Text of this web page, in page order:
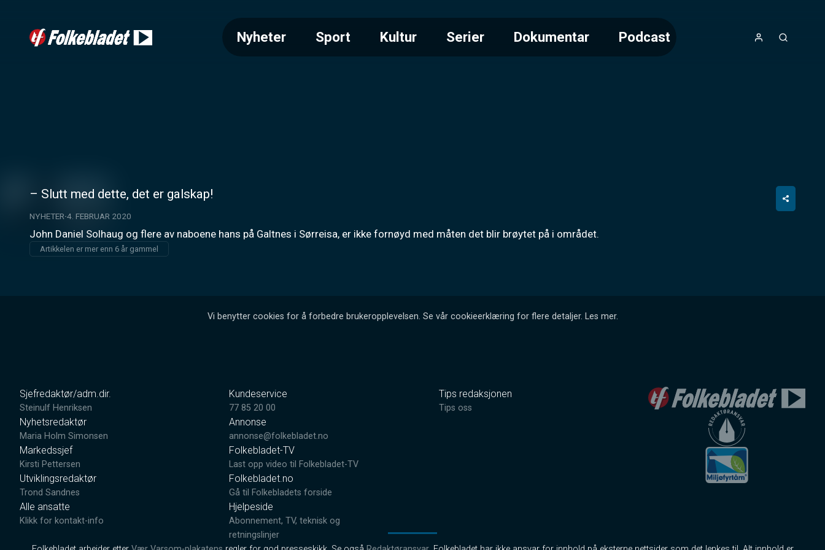
Nyheter Sport Kultur Serier Dokumentar Podcast
– Slutt med dette, det er galskap!
NYHETER 4. FEBRUAR 2020
John Daniel Solhaug og flere av naboene hans på Galtnes i Sørreisa, er ikke fornøyd med måten det blir brøytet på i området.
Artikkelen er mer enn 6 år gammel
Vi benytter cookies for å forbedre brukeropplevelsen. Se vår cookieerklæring for flere detaljer. Les mer.
Sjefredaktør/adm.dir.
Steinulf Henriksen
Nyhetsredaktør
Maria Holm Simonsen
Markedssjef
Kirsti Pettersen
Utviklingsredaktør
Trond Sandnes
Alle ansatte
Klikk for kontakt-info
Kundeservice
77 85 20 00
Annonse
annonse@folkebladet.no
Folkebladet-TV
Last opp video til Folkebladet-TV
Folkebladet.no
Gå til Folkebladets forside
Hjelpeside
Abonnement, TV, teknisk og
retningslinjer
Tips redaksjonen
Tips oss